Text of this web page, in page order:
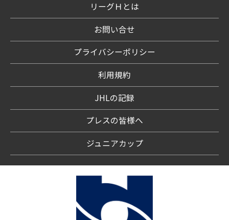
リーグＨとは
お問い合せ
プライバシーポリシー
利用規約
JHLの記録
プレスの皆様へ
ジュニアカップ